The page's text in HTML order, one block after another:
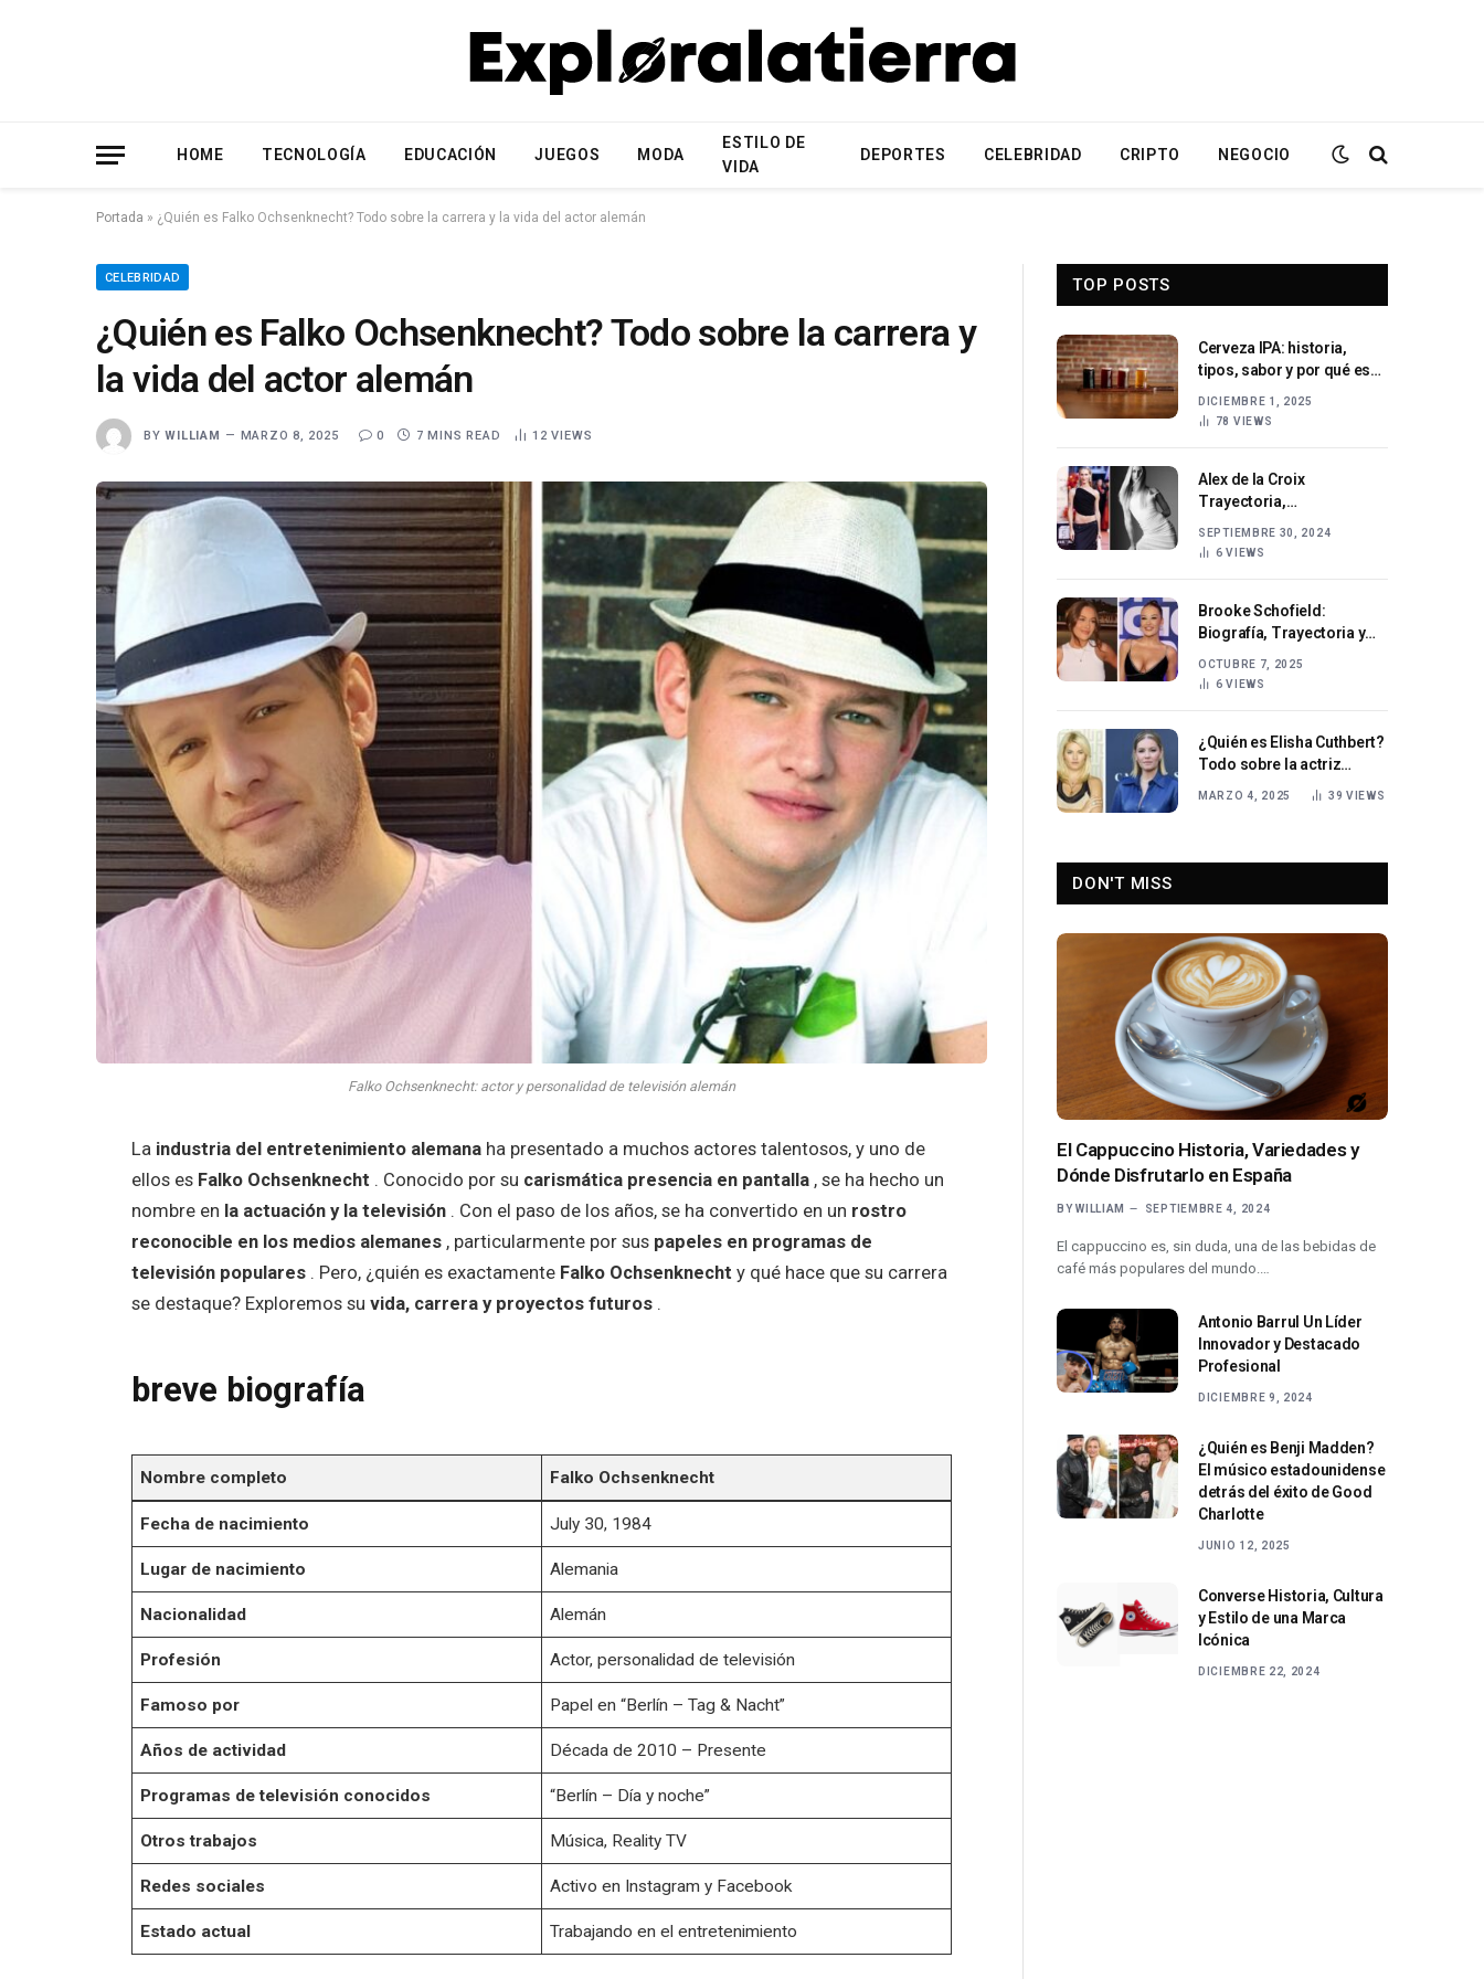
HOME TECNOLOGÍA EDUCACIÓN JUEGOS MODA
ESTILO DE
VIDA
DEPORTES CELEBRIDAD CRIPTO NEGOCIO
Portada » ¿Quién es Falko Ochsenknecht? Todo sobre la carrera y la vida del actor alemán
CELEBRIDAD
¿Quién es Falko Ochsenknecht? Todo sobre la carrera y
la vida del actor alemán
BY WILLIAM MARZO 8, 2025 0 7 MINS READ 12VIEWS
Falko Ochsenknecht: actor y personalidad de televisión alemán
La industria del entretenimiento alemanaha presentado a muchos actores talentosos, y uno de
ellos es Falko Ochsenknecht . Conocido por su carismática presencia en pantalla, se ha hecho un
nombre en la actuación y la televisión. Con el paso de los años, se ha convertido en un rostro
reconocible en los medios alemanes, particularmente por sus papeles en programas de
televisión populares. Pero, ¿quién es exactamente Falko Ochsenknecht y qué hace que su carrera
se destaque? Exploremos su vida, carrera y proyectos futuros.
breve biografía
Nombre completo Falko Ochsenknecht
Fecha de nacimiento July 30, 1984
Lugar de nacimiento Alemania
Nacionalidad Alemán
Profesión Actor, personalidad de televisión
Famoso por Papel en “Berlín – Tag & Nacht”
Años de actividad Década de 2010 – Presente
Programas de televisión conocidos “Berlín – Día y noche”
Otros trabajos Música, Reality TV
Redes sociales Activo en Instagram y Facebook
Estado actual Trabajando en el entretenimiento
TOP POSTS
Cerveza IPA: historia,
tipos, sabor y por qué es
DICIEMBRE 1, 2025
78 VIEWS
Alex de la Croix
Trayectoria,
en el Cine
SEPTIEMBRE 30, 2024
6VIEWS
Brooke Schofield:
Biografía, Trayectoria y
Entretenimiento Digital
OCTUBRE 7, 2025
6VIEWS
¿Quién es Elisha Cuthbert?
Todo sobre la actriz
MARZO 4, 2025 39 VIEWS
DON'T MISS
El Cappuccino Historia, Variedades y
Dónde Disfrutarlo en España
BY WILLIAM SEPTIEMBRE 4, 2024
El cappuccino es, sin duda, una de las bebidas de
café más populares del mundo.…
Antonio Barrul Un Líder
Innovador y Destacado
Profesional
DICIEMBRE 9, 2024
¿Quién es Benji Madden?
El músico estadounidense
detrás del éxito de Good
Charlotte
JUNIO 12, 2025
Converse Historia, Cultura
y Estilo de una Marca
Icónica
DICIEMBRE 22, 2024